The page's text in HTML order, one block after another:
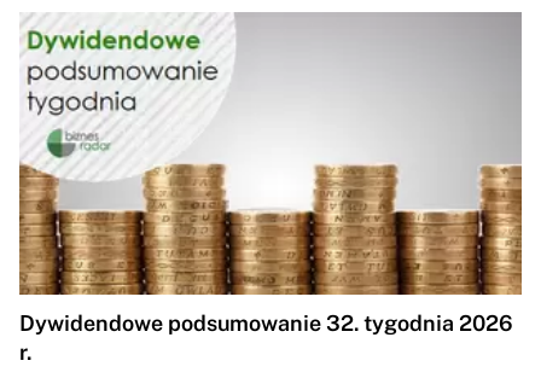
Dywidendowe podsumowanie 32. tygodnia 2026
r.